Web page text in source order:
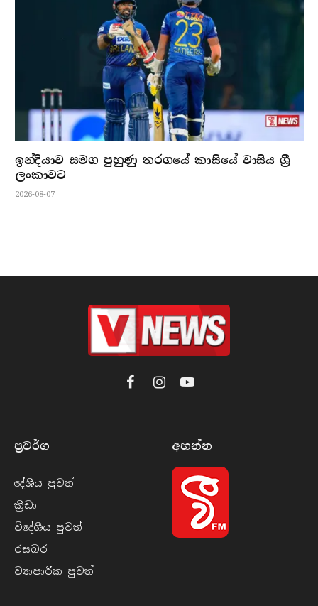
ඉන්දියාව සමග පුහුණු තරගයේ කාසියේ වාසිය ශ්‍රී
ලංකාවට
2026-08-07
FacebookInstagramYouTube
ප්‍රවර්​ග
දේශීය පුව​ත්
ක්‍රී​ඩා
විදේශීය පුව​ත්
රසබ​ර
ව්‍යාපාරික පුව​ත්
අහන්​න